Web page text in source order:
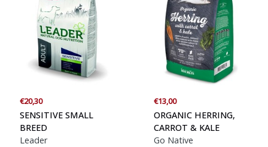
€20,30
SENSITIVE SMALL
BREED
Leader
€13,00
ORGANIC HERRING,
CARROT & KALE
Go Native